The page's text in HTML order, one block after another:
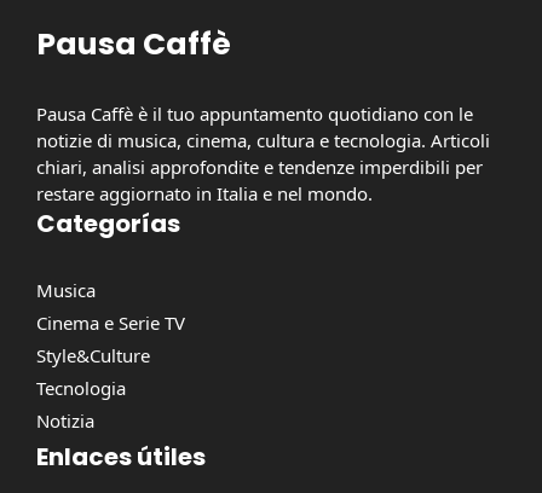
Pausa Caffè
Pausa Caffè è il tuo appuntamento quotidiano con le
notizie di musica, cinema, cultura e tecnologia. Articoli
chiari, analisi approfondite e tendenze imperdibili per
restare aggiornato in Italia e nel mondo.
Categorías
Musica
Cinema e Serie TV
Style&Culture
Tecnologia
Notizia
Enlaces útiles